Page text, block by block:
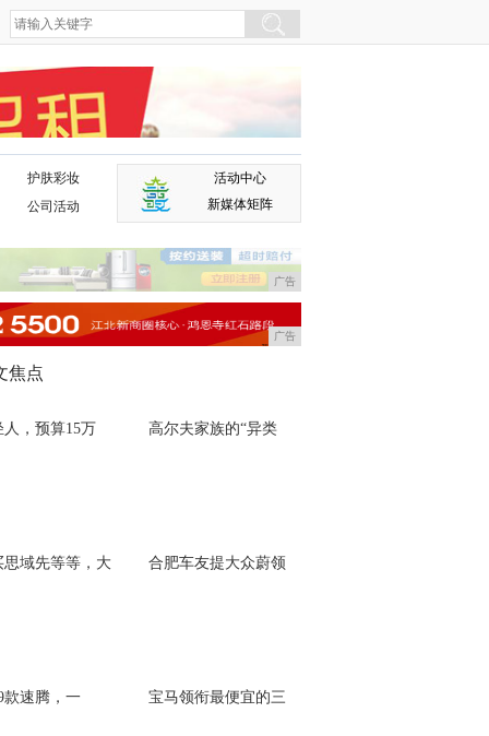
护肤彩妆
公司活动
活动中心
新媒体矩阵
广告
广告
焦点
人，预算15万 高尔夫家族的“异类
思域先等等，大 合肥车友提大众蔚领
款速腾，一 宝马领衔最便宜的三